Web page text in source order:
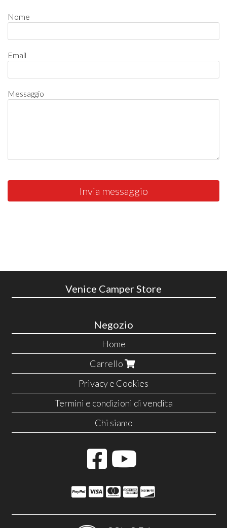
Nome
Email
Messaggio
Invia messaggio
Venice Camper Store
Negozio
Home
Carrello
Privacy e Cookies
Termini e condizioni di vendita
Chi siamo